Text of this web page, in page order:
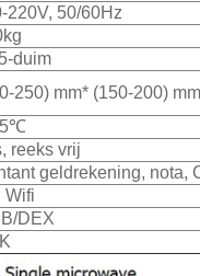
220V, 50/60Hz
duim
250) mm* (150-200)
reeks vrij
geldrekening, nota,
Wifi
DEX